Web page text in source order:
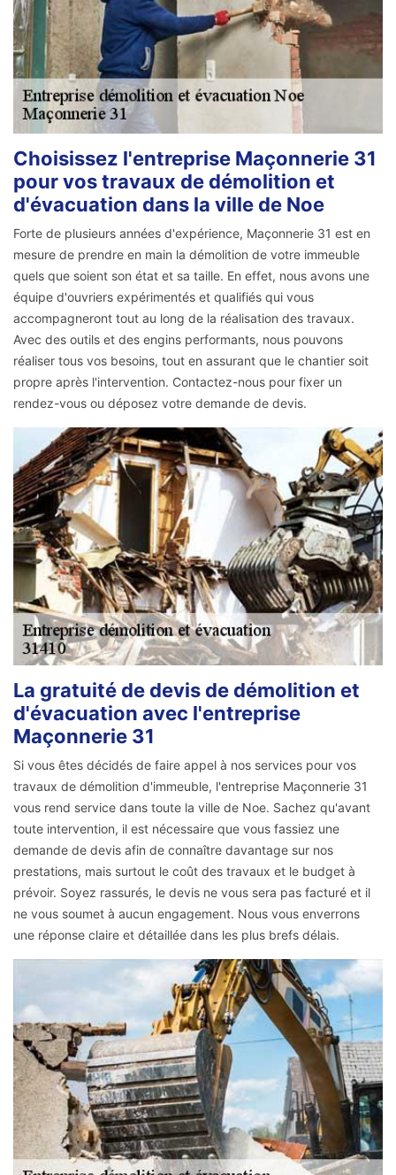
Choisissez l'entreprise Maçonnerie 31
pour vos travaux de démolition et
d'évacuation dans la ville de Noe
Forte de plusieurs années d'expérience, Maçonnerie 31 est en
mesure de prendre en main la démolition de votre immeuble
quels que soient son état et sa taille. En effet, nous avons une
équipe d'ouvriers expérimentés et qualifiés qui vous
accompagneront tout au long de la réalisation des travaux.
Avec des outils et des engins performants, nous pouvons
réaliser tous vos besoins, tout en assurant que le chantier soit
propre après l'intervention. Contactez-nous pour fixer un
rendez-vous ou déposez votre demande de devis.
La gratuité de devis de démolition et
d'évacuation avec l'entreprise
Maçonnerie 31
Si vous êtes décidés de faire appel à nos services pour vos
travaux de démolition d'immeuble, l'entreprise Maçonnerie 31
vous rend service dans toute la ville de Noe. Sachez qu'avant
toute intervention, il est nécessaire que vous fassiez une
demande de devis afin de connaître davantage sur nos
prestations, mais surtout le coût des travaux et le budget à
prévoir. Soyez rassurés, le devis ne vous sera pas facturé et il
ne vous soumet à aucun engagement. Nous vous enverrons
une réponse claire et détaillée dans les plus brefs délais.